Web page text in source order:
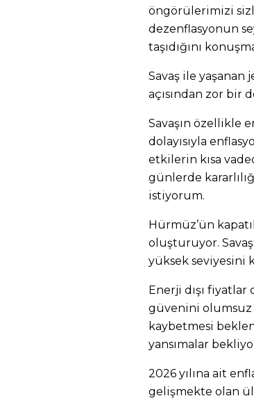
öngörülerimizi
dezenflasyonun
taşıdığını
Savaş ile
açısından zor bir
Savaşın özellikle
dolayısıyla
etkilerin kısa
günlerde
istiyorum.
Hürmüz’ün
oluşturuyor.
yüksek seviyesini
Enerji dışı
güvenini olumsuz
kaybetmesi
yansımalar
2026 yılına ait
gelişmekte olan